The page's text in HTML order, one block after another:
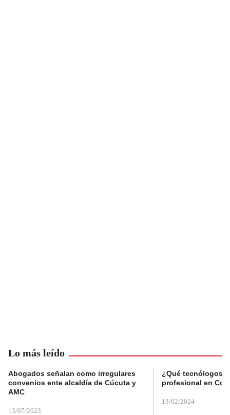
Lo más leído
Abogados señalan como irregulares
convenios ente alcaldía de Cúcuta y
AMC
13/07/2023
¿Qué tecnólogos
profesional en
13/02/2024